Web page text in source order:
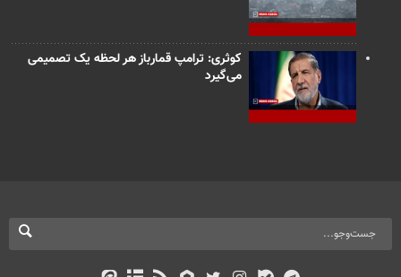
کوثری: ترامپ قمارباز هر لحظه یک تصمیمی
می‌گیرد